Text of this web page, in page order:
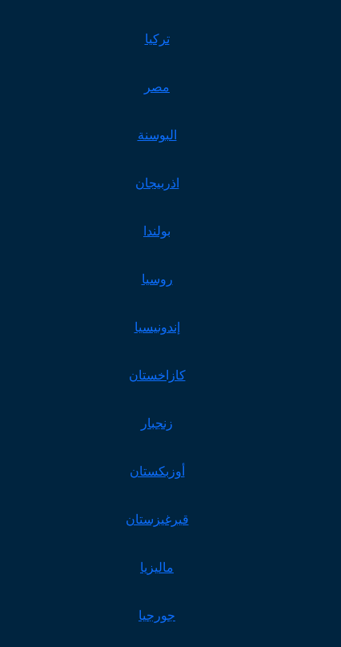
تركيا
مصر
البوسنة
اذربيجان
بولندا
روسيا
إندونيسيا
كازاخستان
زنجبار
أوزبكستان
قيرغيزستان
ماليزيا
جورجيا